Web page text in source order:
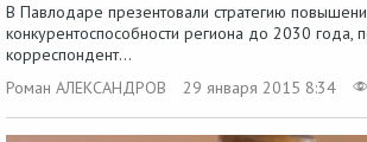
В Павлодаре презентовали стратегию
конкурентоспособности региона до 2030 года,
корреспондент...
Роман АЛЕКСАНДРОВ
29 января 2015 8:34